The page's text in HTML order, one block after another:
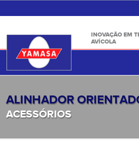
INOVAÇÃO EM
AVÍCOLA
ALINHADOR
ACESSÓRIOS